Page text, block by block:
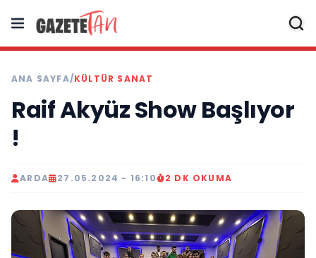
ANA SAYFA/KÜLTÜR SANAT
Raif Akyüz Show Başlıyor
!
ARDA 27.05.2024 - 16:10 2 DK OKUMA